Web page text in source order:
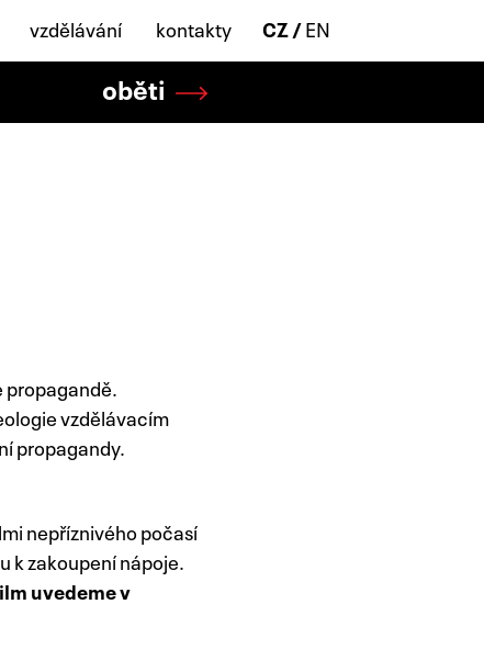
vzdělávání kontakty CZ EN
oběti
vzdělávacím
propagandy.
nepříznivého počasí
k zakoupení nápoje.
uvedeme v